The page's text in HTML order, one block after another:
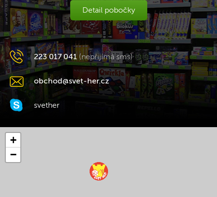
Detail pobočky
223 017 041 (nepřijímá sms)
obchod@svet-her.cz
svether
+
−